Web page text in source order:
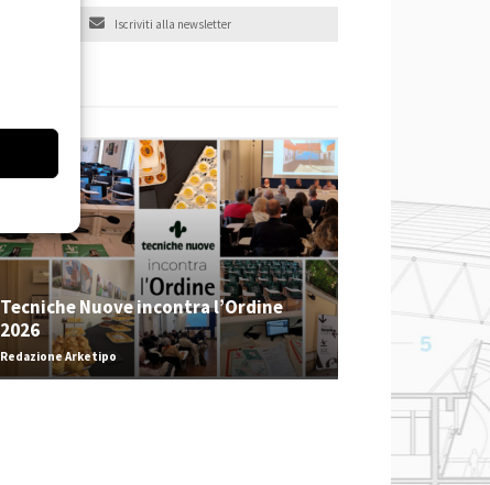
Iscriviti alla newsletter
Tecniche Nuove incontra l’Ordine
2026
Redazione Arketipo